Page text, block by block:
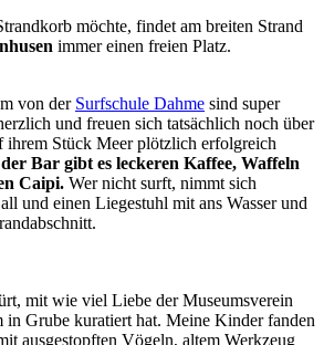
möchte, findet am breiten Strand
immer einen freien Platz.
von der Surfschule Dahme sind super
und freuen sich tatsächlich noch über
ihrem Stück Meer plötzlich erfolgreich
Bar gibt es leckeren Kaffee, Waffeln
Caipi. Wer nicht surft, nimmt sich
und einen Liegestuhl mit ans Wasser und
mit wie viel Liebe der Museumsverein
in Grube kuratiert hat. Meine Kinder fanden
ausgestopften Vögeln, altem Werkzeug